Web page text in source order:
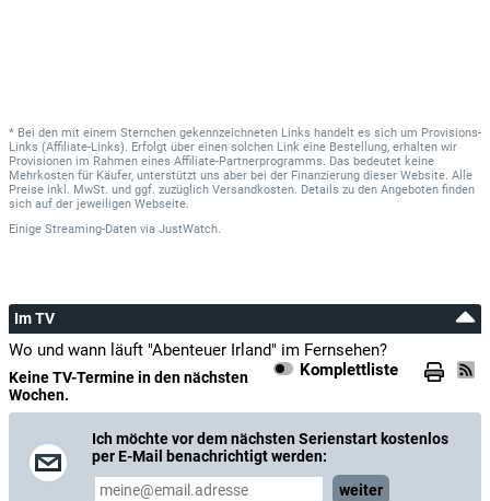
* Bei den mit einem Sternchen gekennzeichneten Links handelt es sich um Provisions-
Links (Affiliate-Links). Erfolgt über einen solchen Link eine Bestellung, erhalten wir
Provisionen im Rahmen eines Affiliate-Partnerprogramms. Das bedeutet keine
Mehrkosten für Käufer, unterstützt uns aber bei der Finanzierung dieser Website. Alle
Preise inkl. MwSt. und ggf. zuzüglich Versandkosten. Details zu den Angeboten finden
sich auf der jeweiligen Webseite.
Einige Streaming-Daten via JustWatch.
Im TV
Wo und wann läuft "Abenteuer Irland" im Fernsehen?
Komplettliste
Keine TV-Termine in den nächsten
Wochen.
Ich möchte vor dem nächsten Serienstart kostenlos
per E-Mail benachrichtigt werden:
weiter